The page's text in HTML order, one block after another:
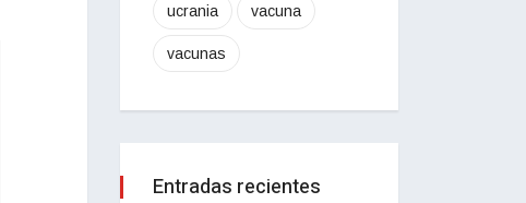
ucrania vacuna
vacunas
Entradas recientes